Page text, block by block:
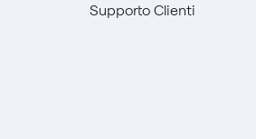
Supporto Clienti